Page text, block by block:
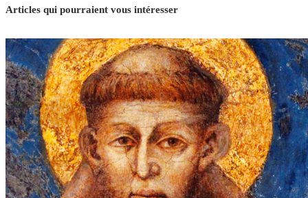
Articles qui pourraient vous intéresser